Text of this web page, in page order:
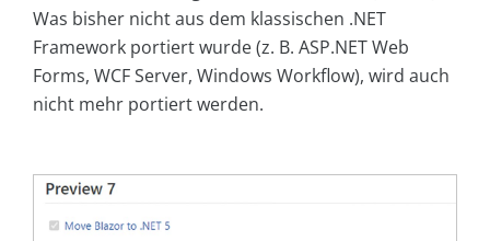
Was bisher nicht aus dem klassischen .NET
Framework portiert wurde (z. B. ASP.NET Web
Forms, WCF Server, Windows Workflow), wird auch
nicht mehr portiert werden.